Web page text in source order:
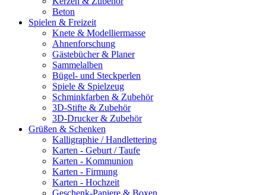
Beton
Spielen & Freizeit
Knete & Modelliermasse
Ahnenforschung
Gästebücher & Planer
Sammelalben
Bügel- und Steckperlen
Spiele & Spielzeug
Schminkfarben & Zubehör
3D-Stifte & Zubehör
3D-Drucker & Zubehör
Grüßen & Schenken
Kalligraphie / Handlettering
Karten - Geburt / Taufe
Karten - Kommunion
Karten - Firmung
Karten - Hochzeit
Geschenk-Papiere & Boxen